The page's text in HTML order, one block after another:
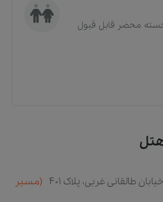
محضر قابل قبول
طالقانی غربی، پلاک ۴۰۱ (مسیر